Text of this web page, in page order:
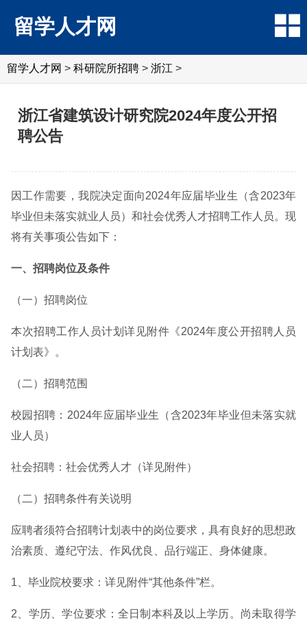
留学人才网
留学人才网 > 科研院所招聘 > 浙江 >
浙江省建筑设计研究院2024年度公开招
聘公告
因工作需要，我院决定面向2024年应届毕业生（含2023年
毕业但未落实就业人员）和社会优秀人才招聘工作人员。现
将有关事项公告如下：
一、招聘岗位及条件
（一）招聘岗位
本次招聘工作人员计划详见附件《2024年度公开招聘人员
计划表》。
（二）招聘范围
校园招聘：2024年应届毕业生（含2023年毕业但未落实就
业人员）
社会招聘：社会优秀人才（详见附件）
（二）招聘条件有关说明
应聘者须符合招聘计划表中的岗位要求，具有良好的思想政
治素质、遵纪守法、作风优良、品行端正、身体健康。
1、毕业院校要求：详见附件“其他条件”栏。
2、学历、学位要求：全日制本科及以上学历。尚未取得学